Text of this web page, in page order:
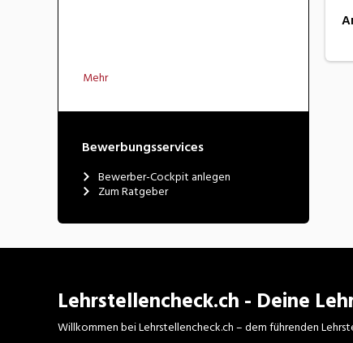
Mehr
Bewerbungsservices
Bewerber-Cockpit anlegen
Zum Ratgeber
Lehrstellencheck.ch - Deine
Willkommen bei Lehrstellencheck.ch – dem führenden